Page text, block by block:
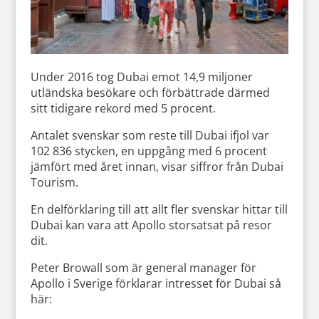
Under 2016 tog Dubai emot 14,9 miljoner
utländska besökare och förbättrade därmed
sitt tidigare rekord med 5 procent.
Antalet svenskar som reste till Dubai ifjol var
102 836 stycken, en uppgång med 6 procent
jämfört med året innan, visar siffror från Dubai
Tourism.
En delförklaring till att allt fler svenskar hittar till
Dubai kan vara att Apollo storsatsat på resor
dit.
Peter Browall som är general manager för
Apollo i Sverige förklarar intresset för Dubai så
här: